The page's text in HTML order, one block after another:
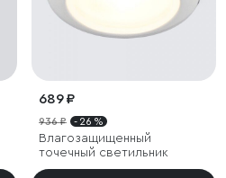
689 ₽
936 ₽ - 26 %
Влагозащищенный
точечный светильник